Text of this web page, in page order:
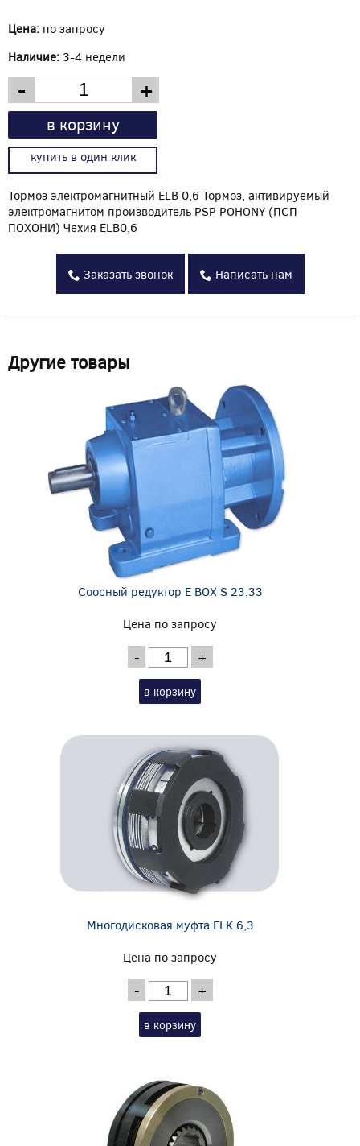
Цена: по запросу
Наличие: 3-4 недели
- +
в корзину
купить в один клик
Тормоз электромагнитный ELB 0,6 Тормоз, активируемый
электромагнитом производитель PSP POHONY (ПСП
ПОХОНИ) Чехия ELB0,6
Заказать звонок Написать нам
Другие товары
Соосный редуктор E BOX S 23,33
Цена по запросу
- +
в корзину
Многодисковая муфта ELK 6,3
Цена по запросу
- +
в корзину